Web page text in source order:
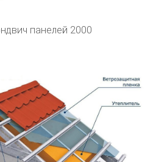
панелей 2000